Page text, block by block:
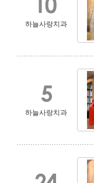
하늘사랑치과
하늘사랑치과